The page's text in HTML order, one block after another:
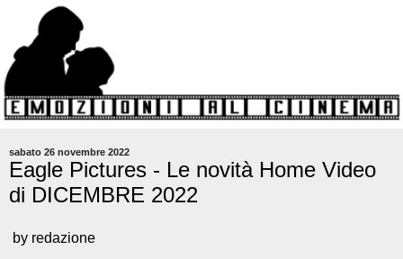
sabato 26 novembre 2022
Eagle Pictures - Le novità Home Video
di DICEMBRE 2022
by redazione